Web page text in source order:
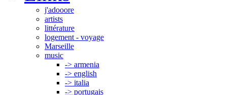
j'adooore
artists
littérature
logement - voyage
Marseille
music
-> armenia
-> english
-> italia
-> portugais